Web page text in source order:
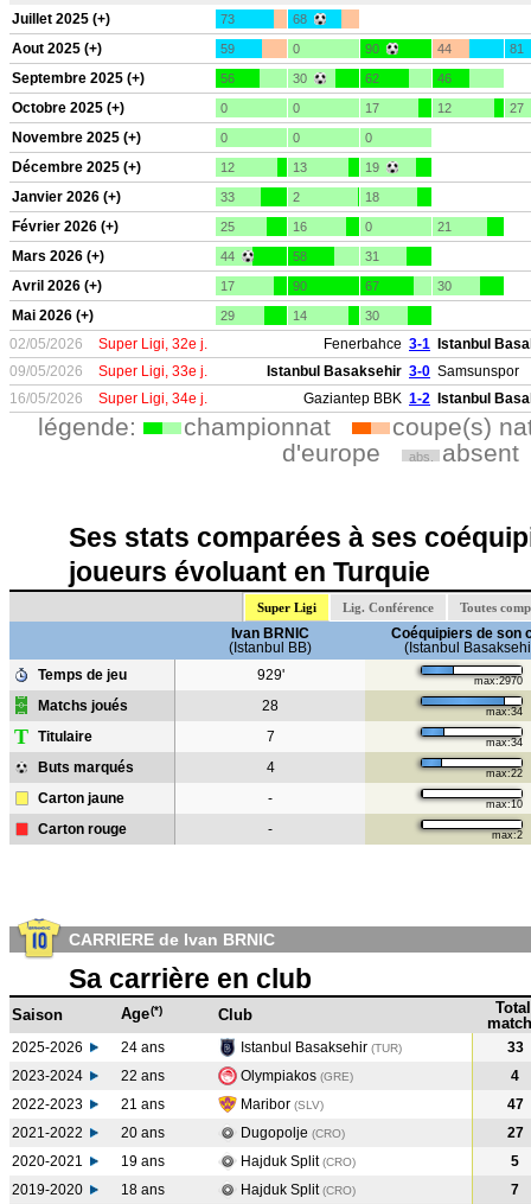
Juillet 2025 (+) 73 68
Aout 2025 (+) 59 0 90 44 81
Septembre 2025 (+) 56 30 62 46
Octobre 2025 (+) 0 0 17 12 27
Novembre 2025 (+) 0 0 0
Décembre 2025 (+) 12 13 19
Janvier 2026 (+) 33 2 18
Février 2026 (+) 25 16 0 21
Mars 2026 (+) 44 58 31
Avril 2026 (+) 17 90 67 30
Mai 2026 (+) 29 14 30
02/05/2026 Super Ligi, 32e j. Fenerbahce 3-1
Istanbul
09/05/2026
Super Ligi, 33e j. Istanbul Basaksehir 3-0 Samsunspor
16/05/2026
Super Ligi, 34e j. Gaziantep BBK 1-2 Istanbul
légende: championnat
coupe(s)
d'europe
abs. absent
Ses stats comparées à ses
joueurs évoluant en Turquie
Super Ligi Lig. Conférence Toutes
Ivan BRNIC
(Istanbul BB)
Coéquipiers de son
(Istanbul
Temps de jeu
929' max:2970
Matchs joués 28 max:34
T Titulaire 7 max:34
Buts marqués 4 max:22
Carton jaune - max:10
Carton rouge - max:2
CARRIERE de Ivan BRNIC
Sa carrière en club
Saison Age(*) Club
Total
2025-2026 24 ans Istanbul Basaksehir (TUR)
33
2023-2024
22 ans Olympiakos (GRE)
4
2022-2023
21 ans Maribor (SLV)
47
2021-2022
20 ans Dugopolje (CRO)
27
2020-2021
19 ans Hajduk Split(CRO)
5
2019-2020
18 ans Hajduk Split(CRO) 7